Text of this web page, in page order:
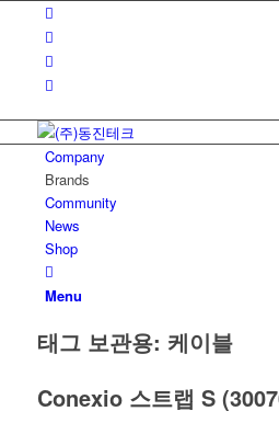
Company
Brands
Community
News
Shop
Menu
태그 보관용: 케이블
Conexio 스트랩 S